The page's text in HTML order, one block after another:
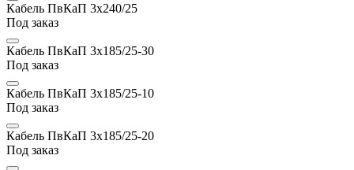
Кабель ПвКаП 3х240/25
Под заказ
Кабель ПвКаП 3х185/25-30
Под заказ
Кабель ПвКаП 3х185/25-10
Под заказ
Кабель ПвКаП 3х185/25-20
Под заказ